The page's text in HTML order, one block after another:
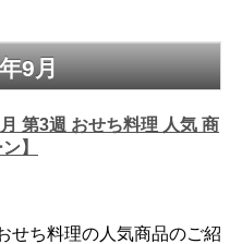
9月
第3週 おせち料理 人気 商
】
せち料理の人気商品のご紹